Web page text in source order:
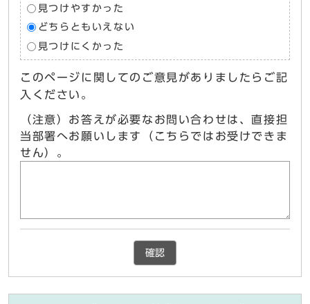
見つけやすかった
どちらともいえない
見つけにくかった
このページに関してのご意見がありましたらご記
入ください。
（注意）お答えが必要なお問い合わせは、直接担
当部署へお願いします（こちらではお受けできま
せん）。
確認